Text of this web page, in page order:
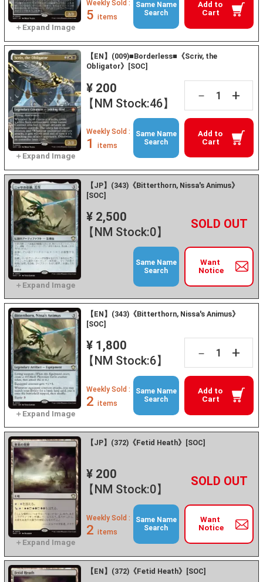
Add to
Cart
Weekly Sold :
5 items
Same Name
Search
【EN】(009)■Borderless■《Scriv, the
Obligator》[SOC]
¥ 200
【NM Stock:46】
－ +
Add to
Cart
Weekly Sold :
1 items
Same Name
Search
【JP】(343)《Bitterthorn, Nissa's Animus》
[SOC]
¥ 2,500
【NM Stock:0】
－ +
Want
Notice
Same Name
Search
【EN】(343)《Bitterthorn, Nissa's Animus》
[SOC]
¥ 1,800
【NM Stock:6】
－ +
Add to
Cart
Weekly Sold :
2 items
Same Name
Search
【JP】(372)《Fetid Heath》[SOC]
¥ 200
【NM Stock:0】
－ +
Want
Notice
Weekly Sold :
2 items
Same Name
Search
【EN】(372)《Fetid Heath》[SOC]